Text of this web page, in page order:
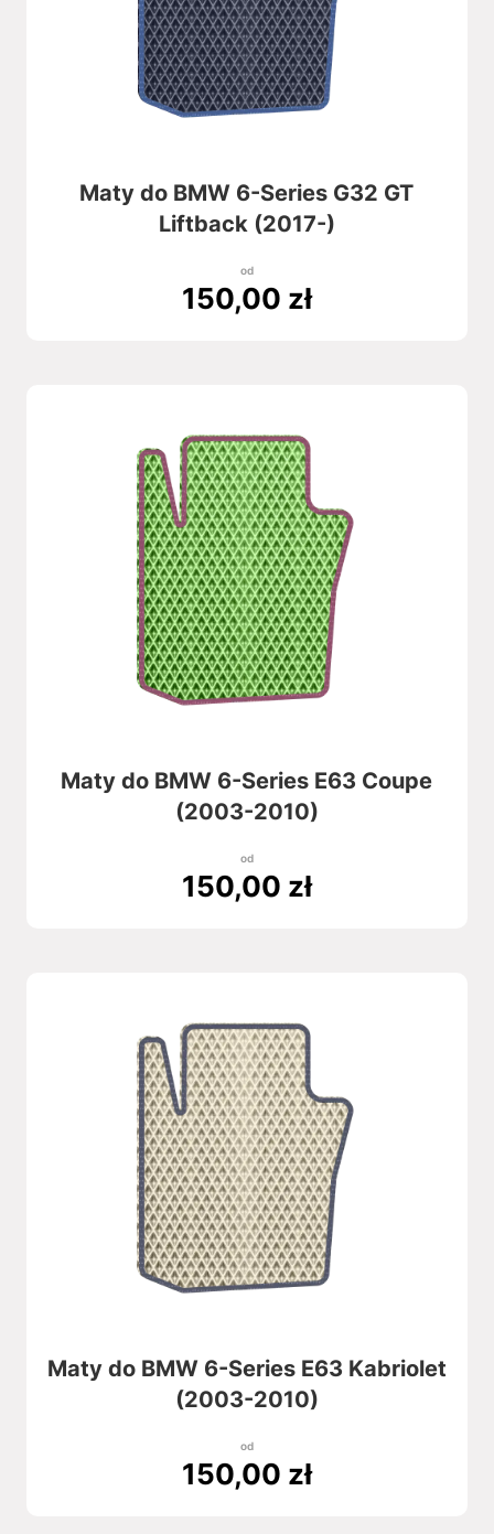
Maty do BMW 6-Series G32 GT
Liftback (2017-)
od
150,00 zł
Maty do BMW 6-Series E63 Coupe
(2003-2010)
od
150,00 zł
Maty do BMW 6-Series E63 Kabriolet
(2003-2010)
od
150,00 zł